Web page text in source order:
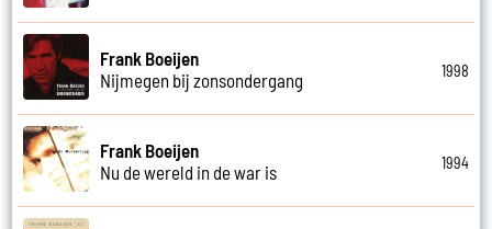
Frank Boeijen
Nijmegen bij zonsondergang
1998
Frank Boeijen
Nu de wereld in de war is
1994